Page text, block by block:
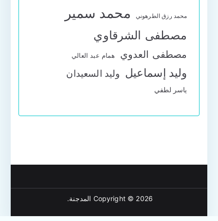
محمد رزق الطرهوني محمد سمير
مصطفى الشرقاوي
مصطفى العدوي همام عبد العالي
وليد إسماعيل وليد السعيدان
ياسر لطفي
Copyright © 2026 المدجنة.